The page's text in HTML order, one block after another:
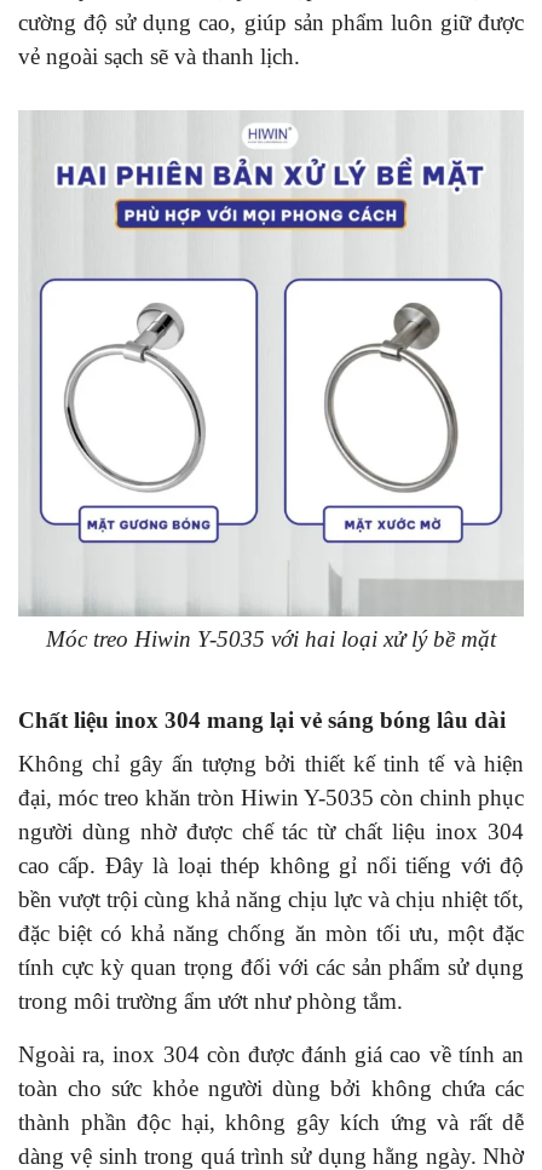
cường độ sử dụng cao, giúp sản phẩm luôn giữ được
vẻ ngoài sạch sẽ và thanh lịch.
Móc treo Hiwin Y-5035 với hai loại xử lý bề mặt
Chất liệu inox 304 mang lại vẻ sáng bóng lâu dài
Không chỉ gây ấn tượng bởi thiết kế tinh tế và hiện
đại, móc treo khăn tròn Hiwin Y-5035 còn chinh phục
người dùng nhờ được chế tác từ chất liệu inox 304
cao cấp. Đây là loại thép không gỉ nổi tiếng với độ
bền vượt trội cùng khả năng chịu lực và chịu nhiệt tốt,
đặc biệt có khả năng chống ăn mòn tối ưu, một đặc
tính cực kỳ quan trọng đối với các sản phẩm sử dụng
trong môi trường ẩm ướt như phòng tắm.
Ngoài ra, inox 304 còn được đánh giá cao về tính an
toàn cho sức khỏe người dùng bởi không chứa các
thành phần độc hại, không gây kích ứng và rất dễ
dàng vệ sinh trong quá trình sử dụng hằng ngày. Nhờ